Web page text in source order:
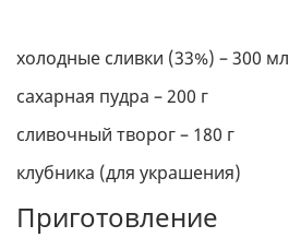
холодные сливки (33%) – 300 мл
сахарная пудра – 200 г
сливочный творог – 180 г
клубника (для украшения)
Приготовление